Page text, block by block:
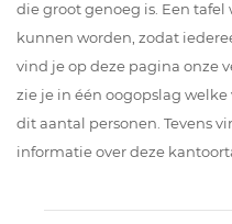
die groot genoeg is. Een
kunnen worden, zodat
vind je op deze pagina onze
zie je in één oogopslag
dit aantal personen. Tevens
informatie over deze